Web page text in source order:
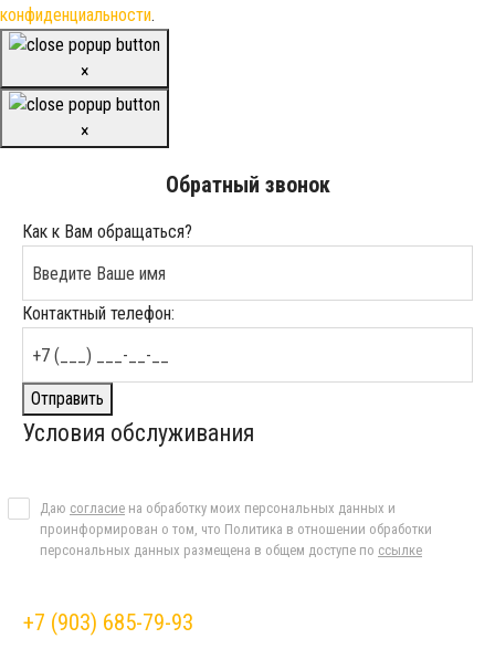
конфиденциальности.
×
×
Обратный звонок
Как к Вам обращаться?
Контактный телефон:
Отправить
Условия обслуживания
Даю согласие на обработку моих персональных данных и
проинформирован о том, что Политика в отношении обработки
персональных данных размещена в общем доступе по ссылке
+7 (903) 685-79-93